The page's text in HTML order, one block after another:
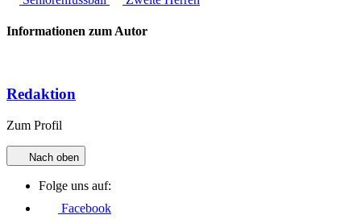
Informationen zum Autor
Redaktion
Zum Profil
Nach oben
Folge uns auf:
Facebook